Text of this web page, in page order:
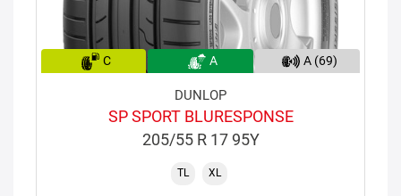
C A A (69)
DUNLOP
SP SPORT BLURESPONSE
205/55 R 17 95Y
TL XL